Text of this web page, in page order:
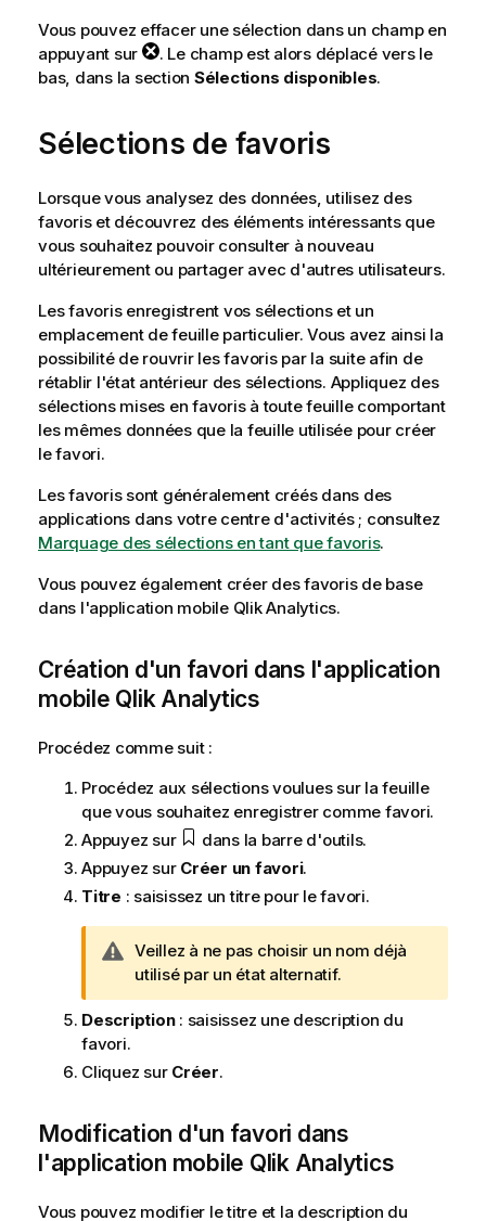
Vous pouvez effacer une sélection dans un champ en
appuyant sur
. Le champ est alors déplacé vers le
bas, dans la section Sélections disponibles.
Sélections de favoris
Lorsque vous analysez des données, utilisez des
favoris et découvrez des éléments intéressants que
vous souhaitez pouvoir consulter à nouveau
ultérieurement ou partager avec d'autres utilisateurs.
Les favoris enregistrent vos sélections et un
emplacement de feuille particulier. Vous avez ainsi la
possibilité de rouvrir les favoris par la suite afin de
rétablir l'état antérieur des sélections. Appliquez des
sélections mises en favoris à toute feuille comportant
les mêmes données que la feuille utilisée pour créer
le favori.
Les favoris sont généralement créés dans des
applications dans votre centre d'activités; consultez
Marquage des sélections en tant que favoris.
Vous pouvez également créer des favoris de base
dans l'application mobile Qlik Analytics.
Création d'un favori dans l'application
mobile Qlik Analytics
Procédez comme suit :
Procédez aux sélections voulues sur la feuille
que vous souhaitez enregistrer comme favori.
Appuyez sur
dans la barre d'outils.
Appuyez sur Créer un favori.
Titre : saisissez un titre pour le favori.
N
o
t
e
v
t
i
s
Veillez à ne pas choisir un nom déjà
utilisé par un état alternatif.
Description: saisissez une description du
favori.
Cliquez sur Créer.
Modification d'un favori dans
l'application mobile Qlik Analytics
Vous pouvez modifier le titre et la description du